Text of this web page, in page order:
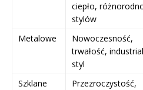
ciepło,
stylów
Metalowe
Nowoczesność,
trwałość,
styl
Szklane
Przezroczystość,